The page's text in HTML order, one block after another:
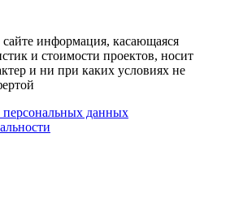
сайте информация, касающаяся
и стоимости проектов, носит
и ни при каких условиях не
персональных данных